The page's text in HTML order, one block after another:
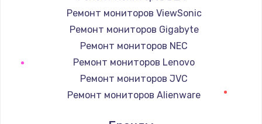
Замена контроллера питания
1490 руб.
Заказать
Замена южного моста
Ремонт мониторов ViewSonic
Ремонт мониторов Gigabyte
Ремонт мониторов NEC
Ремонт мониторов Lenovo
Ремонт мониторов JVC
Ремонт мониторов Alienware